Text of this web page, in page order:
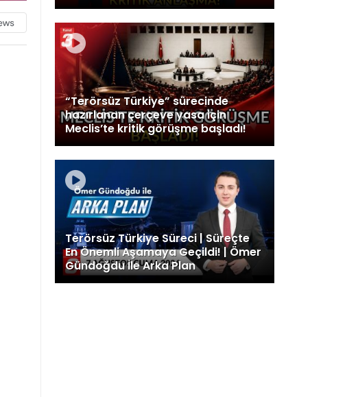
“Terörsüz Türkiye” sürecinde
hazırlanan çerçeve yasa için
Meclis’te kritik görüşme başladı!
Terörsüz Türkiye Süreci | Süreçte
En Önemli Aşamaya Geçildi! | Ömer
Gündoğdu İle Arka Plan